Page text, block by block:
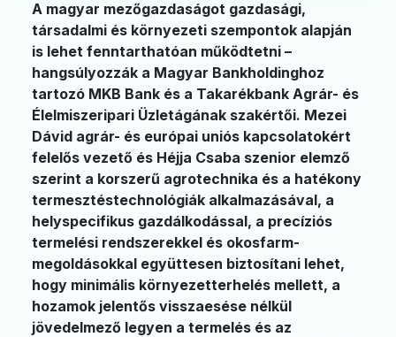
A magyar mezőgazdaságot gazdasági,
társadalmi és környezeti szempontok alapján
is lehet fenntarthatóan működtetni –
hangsúlyozzák a Magyar Bankholdinghoz
tartozó MKB Bank és a Takarékbank Agrár- és
Élelmiszeripari Üzletágának szakértői. Mezei
Dávid agrár- és európai uniós kapcsolatokért
felelős vezető és Héjja Csaba szenior elemző
szerint a korszerű agrotechnika és a hatékony
termesztéstechnológiák alkalmazásával, a
helyspecifikus gazdálkodással, a precíziós
termelési rendszerekkel és okosfarm-
megoldásokkal együttesen biztosítani lehet,
hogy minimális környezetterhelés mellett, a
hozamok jelentős visszaesése nélkül
jövedelmező legyen a termelés és az